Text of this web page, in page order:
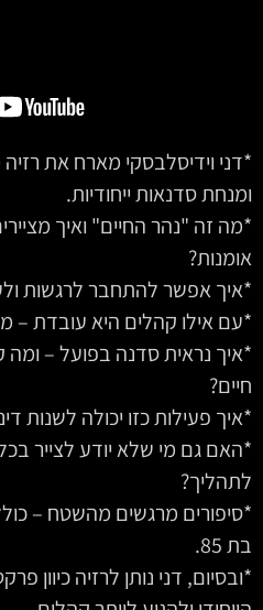
*דני וידיסלבסקי מארח את
ומנחת סדנאות ייחודיות.
*מה זה "נהר החיים" ואיך
אומנות?
*איך אפשר להתחבר לרגשות
*עם אילו קהלים היא עובדת –
*איך נראית סדנה בפועל – ומה
חיים?
*איך פעילות כזו יכולה לשנות
*האם גם מי שלא יודע לצייר
לתהליך?
*סיפורים מרגשים מהשטח –
בת 85.
*ובסיום, דני נותן לרזיה